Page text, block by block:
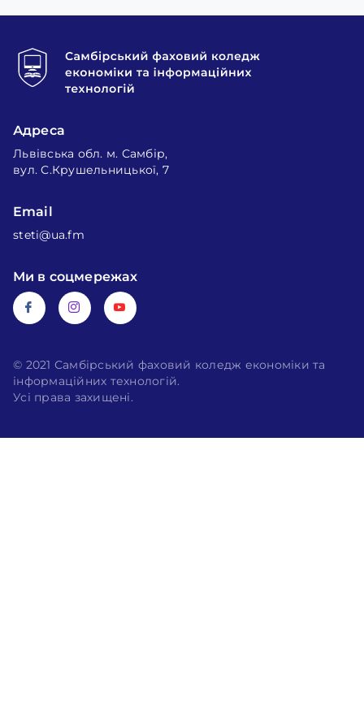
Адреса
Львівська обл. м. Самбір,
вул. С.Крушельницької, 7
Email
steti@ua.fm
Ми в соцмережах
© 2021 Самбірський фаховий коледж економіки та
інформаційних технологій.
Усі права захищені.